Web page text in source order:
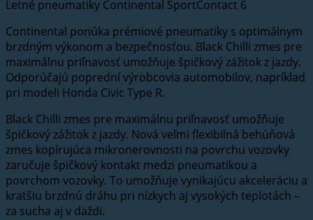
Letné pneumatiky Continental SportContact 6
Continental ponúka prémiové pneumatiky s optimálnym
brzdným výkonom a bezpečnosťou. Black Chilli zmes pre
maximálnu priľnavosť umožňuje špičkový zážitok z jazdy.
Odporúčajú poprední výrobcovia automobilov, napríklad
pri modeli Honda Civic Type R.
Black Chilli zmes pre maximálnu priľnavosť umožňuje
špičkový zážitok z jazdy. Nová veľmi flexibilná behúňová
zmes kopírujúca mikronerovnosti na povrchu vozovky
zaručuje špičkový kontakt medzi pneumatikou a
povrchom vozovky. To umožňuje vynikajúcu akceleráciu a
kratšiu brzdnú dráhu pri nízkych aj vysokých teplotách –
za sucha aj v daždi.